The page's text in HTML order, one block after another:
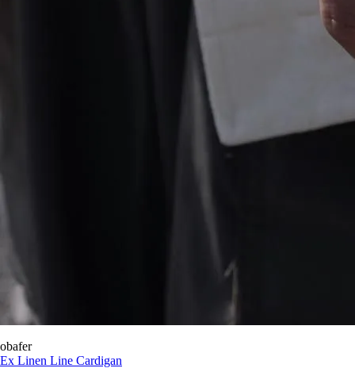
obafer
Ex Linen Line Cardigan